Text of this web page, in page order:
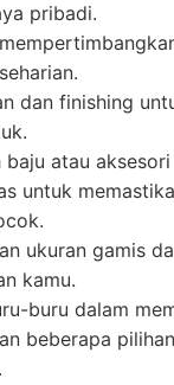
pribadi.
dan finishing
baju atau
untuk
ukuran gamis
kamu.
buru dalam
beberapa